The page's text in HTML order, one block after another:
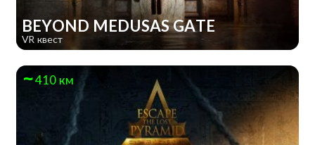
BEYOND MEDUSAS GATE
VR квест
410 км